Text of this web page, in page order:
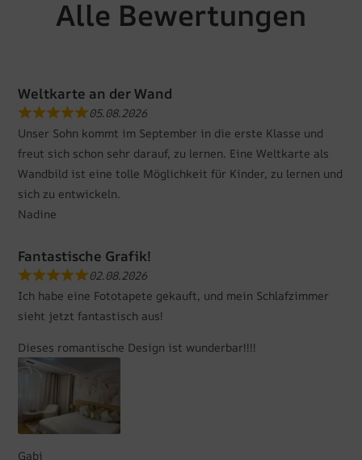
Alle Bewertungen
Weltkarte an der Wand
05.08.2026
Unser Sohn kommt im September in die erste Klasse und
freut sich schon sehr darauf, zu lernen. Eine Weltkarte als
Wandbild ist eine tolle Möglichkeit für Kinder, zu lernen und
sich zu entwickeln.
Nadine
Fantastische Grafik!
02.08.2026
Ich habe eine Fototapete gekauft, und mein Schlafzimmer
sieht jetzt fantastisch aus!
Dieses romantische Design ist wunderbar!!!!
Gabi